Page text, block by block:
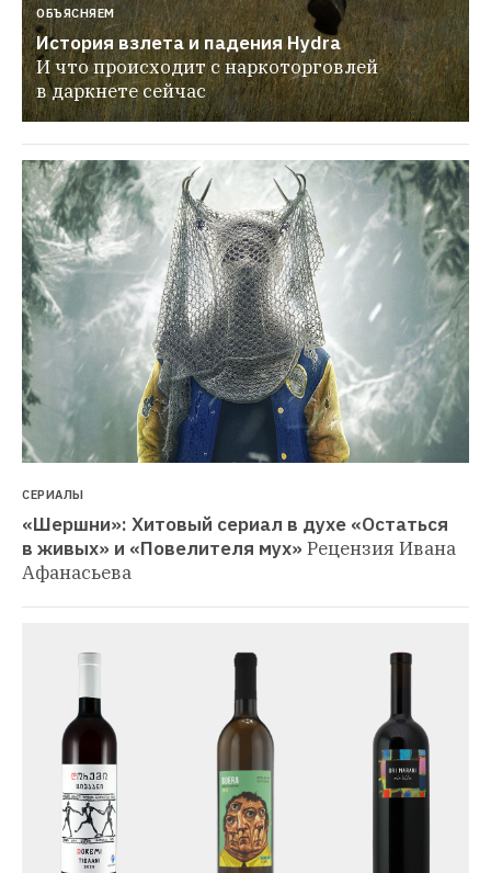
ОБЪЯСНЯЕМ
История взлета и падения Hydra
И что происходит с наркоторговлей
в даркнете сейчас
СЕРИАЛЫ
«Шершни»: Хитовый сериал в духе «Остаться
в живых» и «Повелителя мух» Рецензия Ивана
Афанасьева